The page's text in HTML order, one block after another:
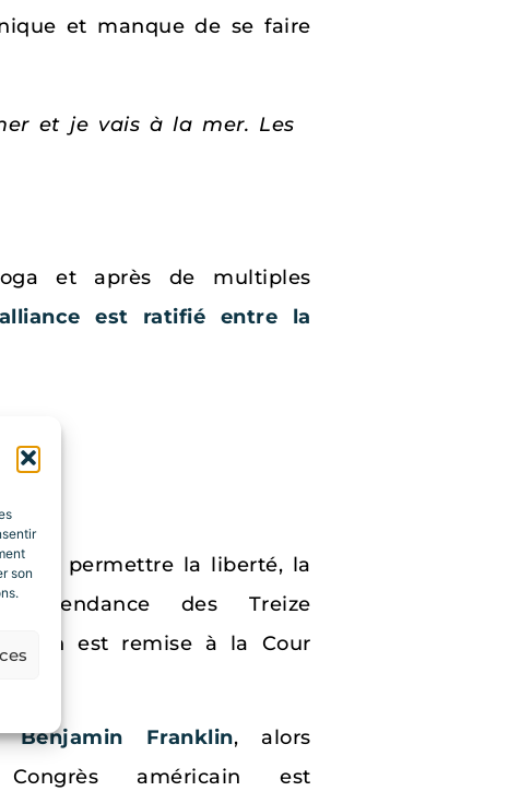
son
et manque de se faire
et je vais à la mer. Les
et après de multiples
est ratifié entre la
à permettre la liberté, la
des Treize
est remise à la Cour
Franklin, alors
américain est